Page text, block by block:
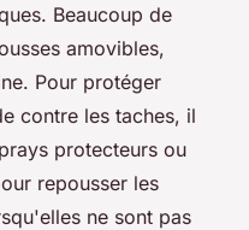
Beaucoup de
amovibles,
Pour protéger
contre les taches, il
protecteurs ou
repousser les
ne sont pas